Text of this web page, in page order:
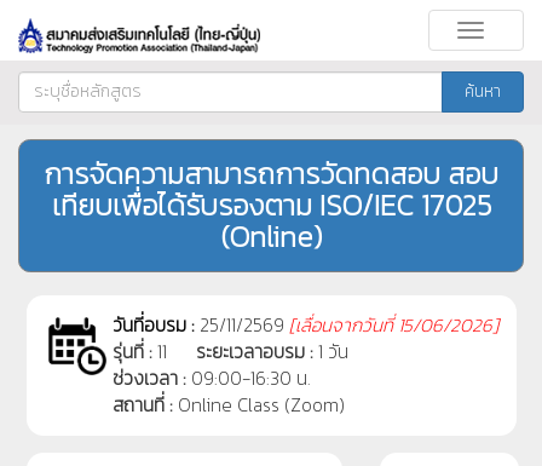
Toggle
ค้นหา
การจัดความสามารถการวัดทดสอบ สอบ
เทียบเพื่อได้รับรองตาม ISO/IEC 17025
(Online)
วันที่อบรม : 25/11/2569 [เลื่อนจากวันที่15/06/2026]
รุ่นที่ :11 ระยะเวลาอบรม :1 วัน
ช่วงเวลา : 09:00-16:30 น.
สถานที่ : Online Class (Zoom)